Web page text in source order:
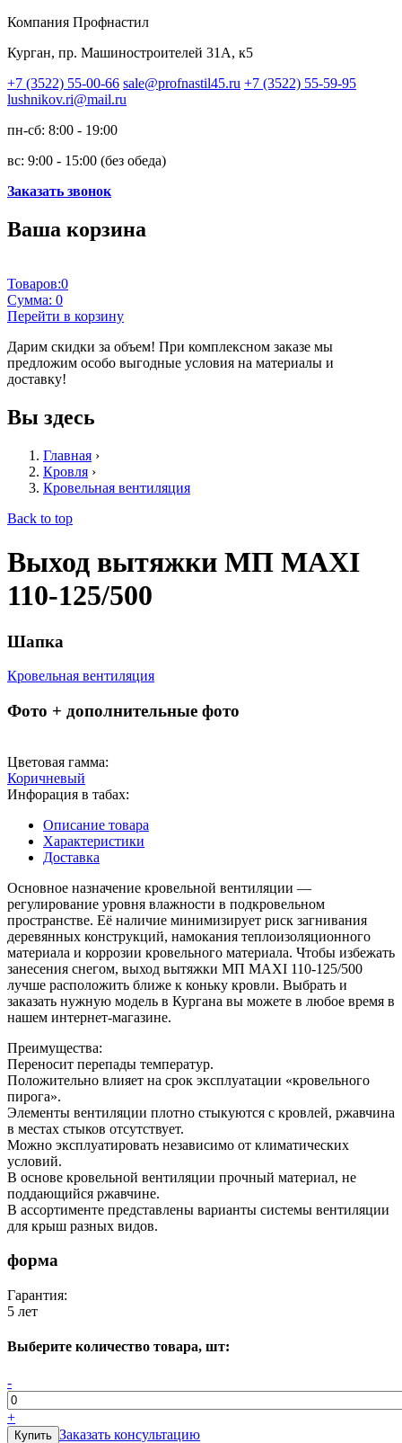
Компания Профнастил
Курган, пр. Машиностроителей 31А, к5
+7 (3522) 55-00-66 sale@profnastil45.ru +7 (3522) 55-59-95
lushnikov.ri@mail.ru
пн-сб: 8:00 - 19:00
вс: 9:00 - 15:00 (без обеда)
Заказать звонок
Ваша корзина
Товаров:0
Сумма: 0
Перейти в корзину
Дарим скидки за объем! При комплексном заказе мы
предложим особо выгодные условия на материалы и
доставку!
Вы здесь
Главная ›
Кровля ›
Кровельная вентиляция
Back to top
Выход вытяжки МП MAXI
110-125/500
Шапка
Кровельная вентиляция
Фото + дополнительные фото
Цветовая гамма:
Коричневый
Инфорация в табах:
Описание товара
Характеристики
Доставка
Основное назначение кровельной вентиляции —
регулирование уровня влажности в подкровельном
пространстве. Её наличие минимизирует риск загнивания
деревянных конструкций, намокания теплоизоляционного
материала и коррозии кровельного материала. Чтобы избежать
занесения снегом, выход вытяжки МП MAXI 110-125/500
лучше расположить ближе к коньку кровли. Выбрать и
заказать нужную модель в Кургана вы можете в любое время в
нашем интернет-магазине.
Преимущества:
Переносит перепады температур.
Положительно влияет на срок эксплуатации «кровельного
пирога».
Элементы вентиляции плотно стыкуются с кровлей, ржавчина
в местах стыков отсутствует.
Можно эксплуатировать независимо от климатических
условий.
В основе кровельной вентиляции прочный материал, не
поддающийся ржавчине.
В ассортименте представлены варианты системы вентиляции
для крыш разных видов.
форма
Гарантия:
5 лет
Выберите количество товара, шт:
-
+
Заказать консультацию